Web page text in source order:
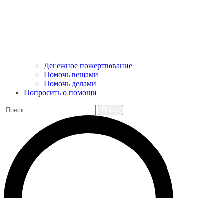
Денежное пожертвование
Помочь вещами
Помочь делами
Попросить о помощи
Найти: